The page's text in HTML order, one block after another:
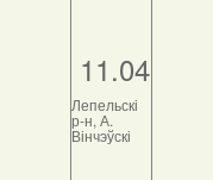
11.04
Лепельскі
р-н, А.
Вінчэўскі